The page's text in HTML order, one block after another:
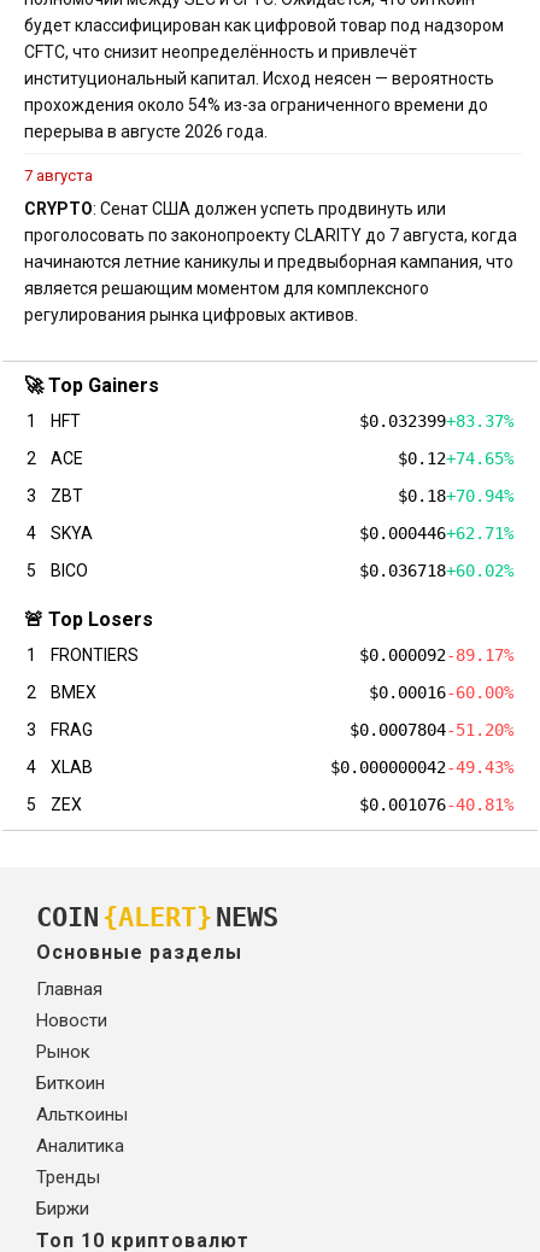
будет классифицирован как цифровой товар под надзором
CFTC, что снизит неопределённость и привлечёт
институциональный капитал. Исход неясен — вероятность
прохождения около 54% из-за ограниченного времени до
перерыва в августе 2026 года.
7 августа
CRYPTO: Сенат США должен успеть продвинуть или
проголосовать по законопроекту CLARITY до 7 августа, когда
начинаются летние каникулы и предвыборная кампания, что
является решающим моментом для комплексного
регулирования рынка цифровых активов.
🚀 Top Gainers
1 HFT $0.032399+83.37%
2
ACE $0.12+74.65%
3
ZBT $0.18+70.94%
4
SKYA $0.000446+62.71%
5
BICO $0.036718+60.02%
🚨 Top Losers
1 FRONTIERS $0.000092-89.17%
2
BMEX $0.00016-60.00%
3
FRAG $0.0007804-51.20%
4
XLAB $0.000000042-49.43%
5
ZEX $0.001076-40.81%
COIN {ALERT} NEWS
Основные разделы
Главная
Новости
Рынок
Биткоин
Альткоины
Аналитика
Тренды
Биржи
Топ 10 криптовалют